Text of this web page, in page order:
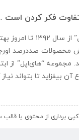
فکر کردن
” از سال
محصولات صددرصد
مجموعه “های‌اپل” از
آن بیفزاید تا بتواند
برداری از محتوی یا